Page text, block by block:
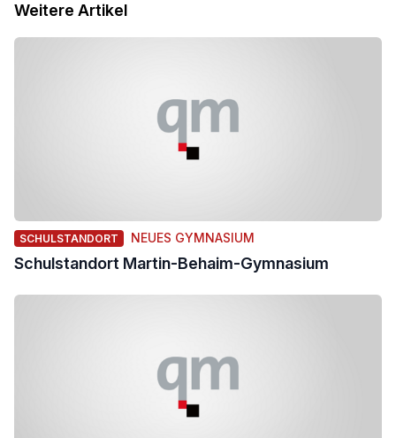
Weitere Artikel
SCHULSTANDORT NEUES GYMNASIUM
Schulstandort Martin-Behaim-Gymnasium